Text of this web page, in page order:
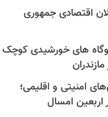
اقتصادی جمهوری
های خورشیدی کوچک
امنیتی و اقلیمی؛